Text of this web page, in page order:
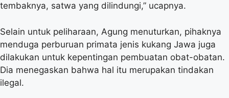
tembaknya, satwa yang dilindungi,” ucapnya.
Selain untuk peliharaan, Agung menuturkan, pihaknya
menduga perburuan primata jenis kukang Jawa juga
dilakukan untuk kepentingan pembuatan obat-obatan.
Dia menegaskan bahwa hal itu merupakan tindakan
ilegal.